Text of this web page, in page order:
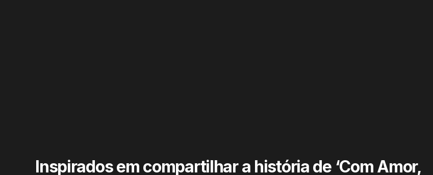
Inspirados em compartilhar a história de ‘Com Amor,